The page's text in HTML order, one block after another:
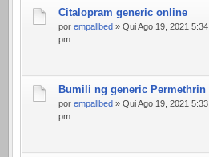
Citalopram generic online
por empallbed » Qui Ago 19, 2021 5:34
pm
Bumili ng generic Permethrin
por empallbed » Qui Ago 19, 2021 5:33
pm